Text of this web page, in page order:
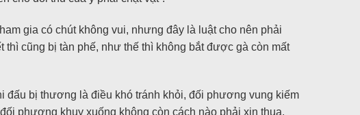
gia có chút không vui, nhưng đây là luật cho nên phải
cũng bị tàn phế, như thế thì không bắt được gà còn mất
đấu bị thương là điều khó tránh khỏi, đối phương vung kiếm
phương khuỵ xuống không còn cách nào phải xin thua.